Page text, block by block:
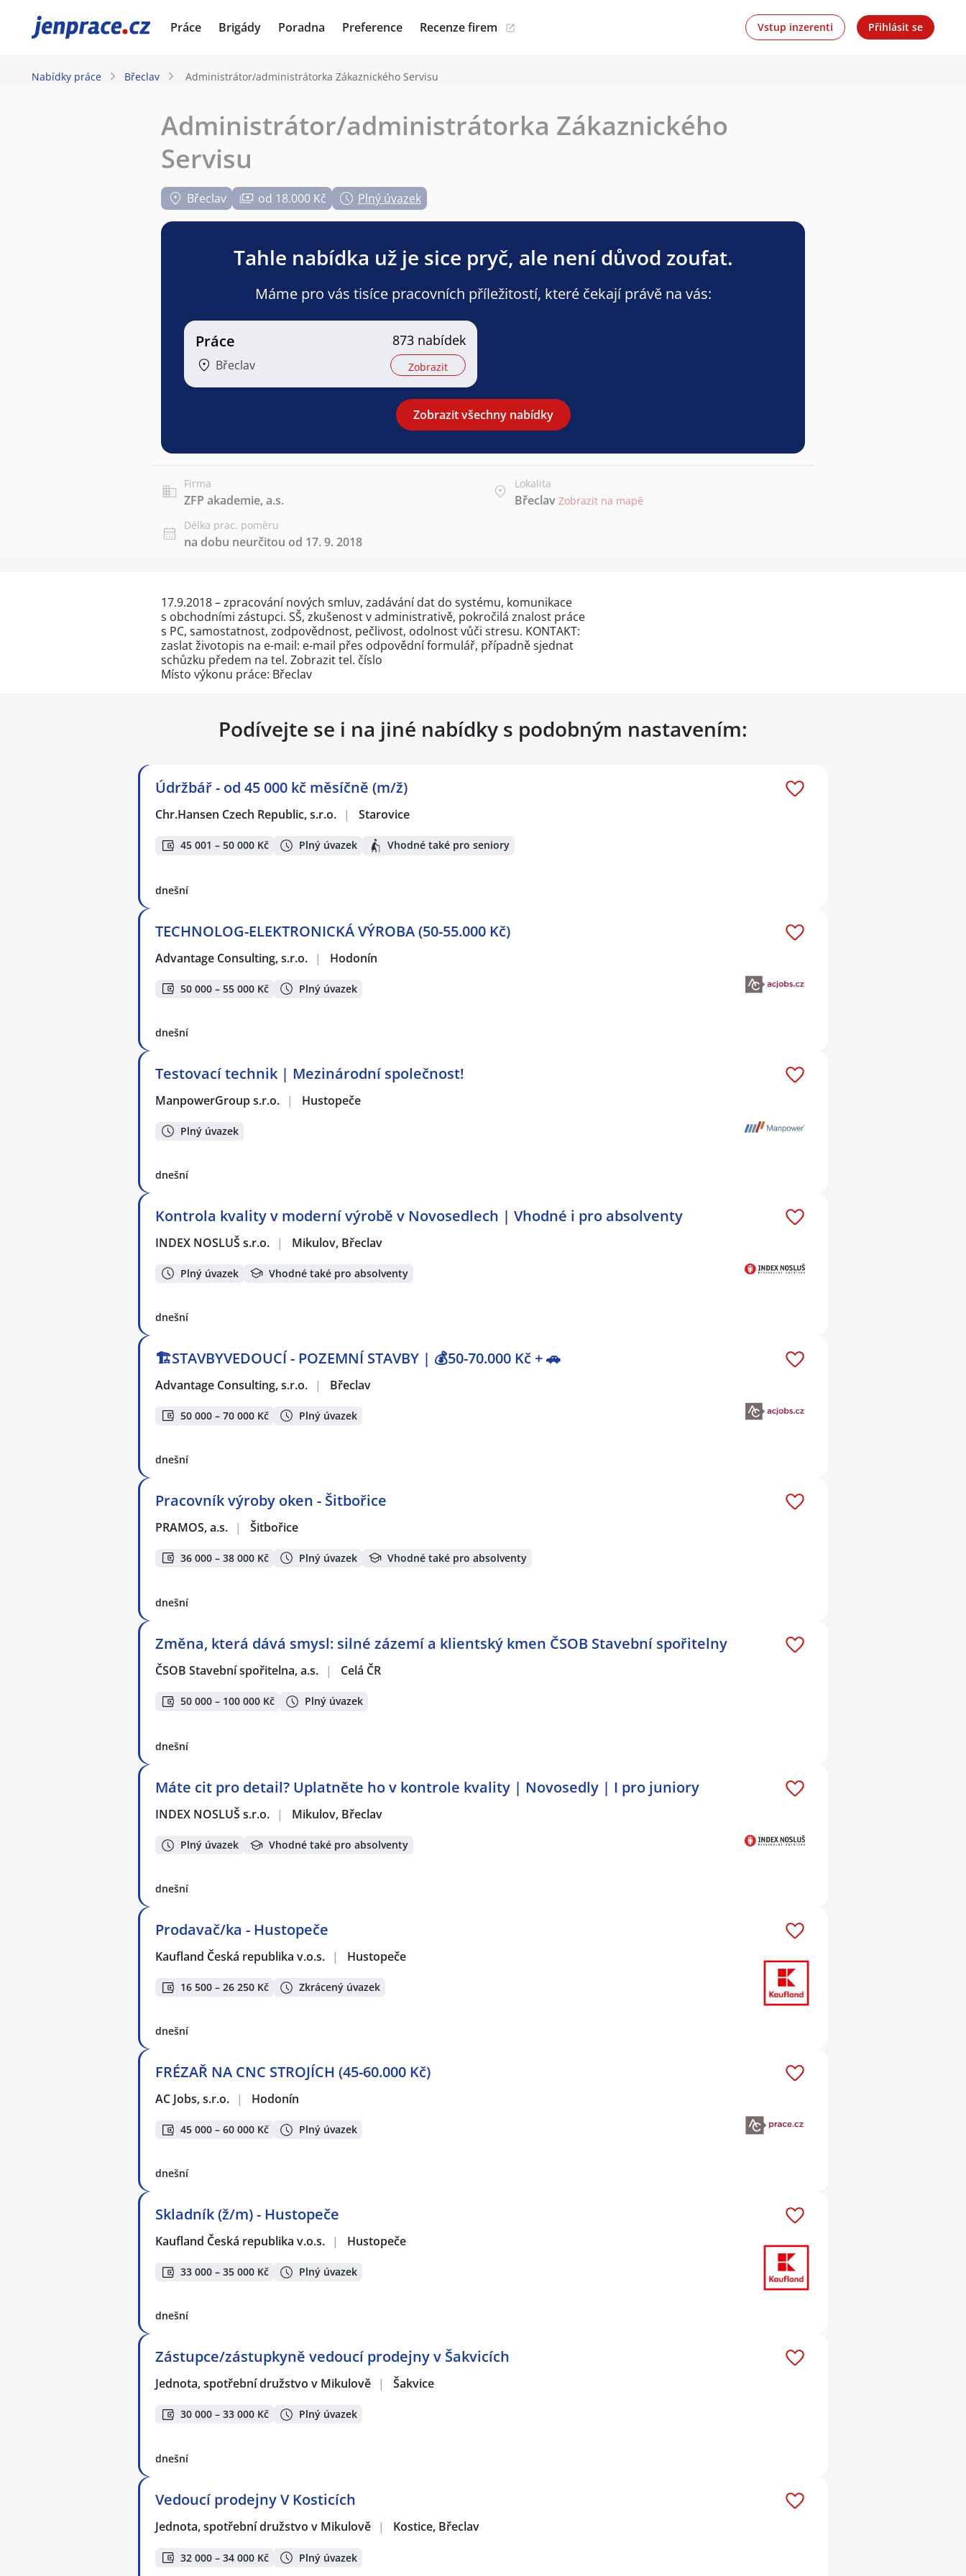
JenPráce.cz Práce Brigády Poradna Preference Recenze firem Vstup inzerenti Přihlásit se
Nabídky práce Břeclav Administrátor/administrátorka Zákaznického Servisu
Administrátor/administrátorka Zákaznického
Servisu
Břeclav od 18.000 Kč Plný úvazek
Tahle nabídka už je sice pryč, ale není důvod zoufat.
Máme pro vás tisíce pracovních příležitostí, které čekají právě na vás:
Práce
Břeclav
873 nabídek
Zobrazit
Zobrazit všechny nabídky
Firma
ZFP akademie, a.s.
Lokalita
Břeclav Zobrazit na mapě
Délka prac. poměru
na dobu neurčitou od 17. 9. 2018
17.9.2018 – zpracování nových smluv, zadávání dat do systému, komunikace
s obchodními zástupci. SŠ, zkušenost v administrativě, pokročilá znalost práce
s PC, samostatnost, zodpovědnost, pečlivost, odolnost vůči stresu. KONTAKT:
zaslat životopis na e-mail: e-mail přes odpovědní formulář, případně sjednat
schůzku předem na tel. Zobrazit tel. číslo
Místo výkonu práce: Břeclav
Podívejte se i na jiné nabídky s podobným nastavením:
Údržbář - od 45 000 kč měsíčně (m/ž)
Chr.Hansen Czech Republic, s.r.o. | Starovice
45 001 – 50 000 Kč Plný úvazek Vhodné také pro seniory
dnešní
TECHNOLOG-ELEKTRONICKÁ VÝROBA (50-55.000 Kč)
Advantage Consulting, s.r.o. | Hodonín
50 000 – 55 000 Kč Plný úvazek
dnešní
Testovací technik | Mezinárodní společnost!
ManpowerGroup s.r.o. | Hustopeče
Plný úvazek
dnešní
Kontrola kvality v moderní výrobě v Novosedlech | Vhodné i pro absolventy
INDEX NOSLUŠ s.r.o. | Mikulov, Břeclav
Plný úvazek Vhodné také pro absolventy
dnešní
🏗️STAVBYVEDOUCÍ - POZEMNÍ STAVBY | 💰50-70.000 Kč + 🚗
Advantage Consulting, s.r.o. | Břeclav
50 000 – 70 000 Kč Plný úvazek
dnešní
Pracovník výroby oken - Šitbořice
PRAMOS, a.s. | Šitbořice
36 000 – 38 000 Kč Plný úvazek Vhodné také pro absolventy
dnešní
Změna, která dává smysl: silné zázemí a klientský kmen ČSOB Stavební spořitelny
ČSOB Stavební spořitelna, a.s. | Celá ČR
50 000 – 100 000 Kč Plný úvazek
dnešní
Máte cit pro detail? Uplatněte ho v kontrole kvality | Novosedly | I pro juniory
INDEX NOSLUŠ s.r.o. | Mikulov, Břeclav
Plný úvazek Vhodné také pro absolventy
dnešní
Prodavač/ka - Hustopeče
Kaufland Česká republika v.o.s. | Hustopeče
16 500 – 26 250 Kč Zkrácený úvazek
dnešní
FRÉZAŘ NA CNC STROJÍCH (45-60.000 Kč)
AC Jobs, s.r.o. | Hodonín
45 000 – 60 000 Kč Plný úvazek
dnešní
Skladník (ž/m) - Hustopeče
Kaufland Česká republika v.o.s. | Hustopeče
33 000 – 35 000 Kč Plný úvazek
dnešní
Zástupce/zástupkyně vedoucí prodejny v Šakvicích
Jednota, spotřební družstvo v Mikulově | Šakvice
30 000 – 33 000 Kč Plný úvazek
dnešní
Vedoucí prodejny V Kosticích
Jednota, spotřební družstvo v Mikulově | Kostice, Břeclav
32 000 – 34 000 Kč Plný úvazek